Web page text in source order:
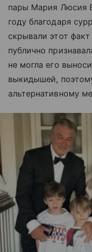
пары Мария Люсия
году благодаря
скрывали этот
публично
не могла его
выкидышей,
альтернативному